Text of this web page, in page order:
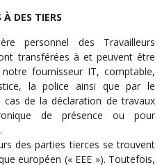
DES TIERS
personnel des Travailleurs
transférées à et peuvent être
fournisseur IT, comptable,
la police ainsi que par le
de la déclaration de travaux
de présence ou pour
des parties tierces se trouvent
européen (« EEE »). Toutefois,